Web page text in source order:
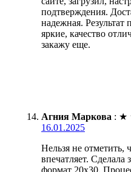
подтверждения.
надежная.
яркие, качество
закажу еще.
Агния Маркова : ★
16.01.2025
Нельзя не отметить,
впечатляет. Сделала
формат 20х30.